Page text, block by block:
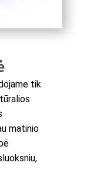
tik
matinio